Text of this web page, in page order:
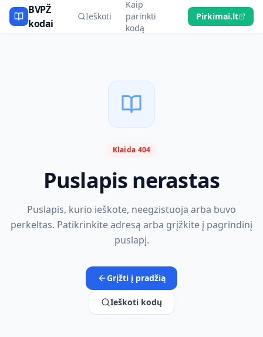
BVPŽ
kodai
Ieškoti
Kaip
parinkti
kodą
Pirkimai.lt
Klaida 404
Puslapis nerastas
Puslapis, kurio ieškote, neegzistuoja arba buvo
perkeltas. Patikrinkite adresą arba grįžkite į pagrindinį
puslapį.
Grįžti į pradžią
Ieškoti kodų